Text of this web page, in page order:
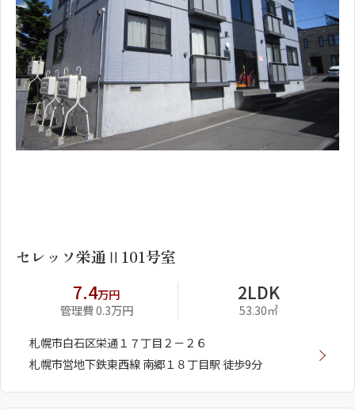
セレッソ栄通Ⅱ101号室
7.4万円
管理費 0.3万円
2LDK
53.30㎡
札幌市白石区栄通１７丁目２－２６
札幌市営地下鉄東西線 南郷１８丁目駅 徒歩9分